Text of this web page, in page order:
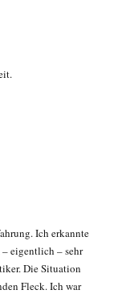
Ich erkannte
eigentlich – sehr
Die Situation
Fleck. Ich war